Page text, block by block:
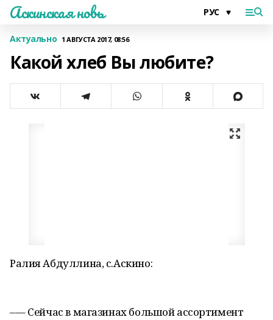
Аскинская новь
Актуально 1 АВГУСТА 2017, 08:56
Какой хлеб Вы любите?
Ралия Абдуллина, с.Аскино:
––– Сейчас в магазинах большой ассортимент